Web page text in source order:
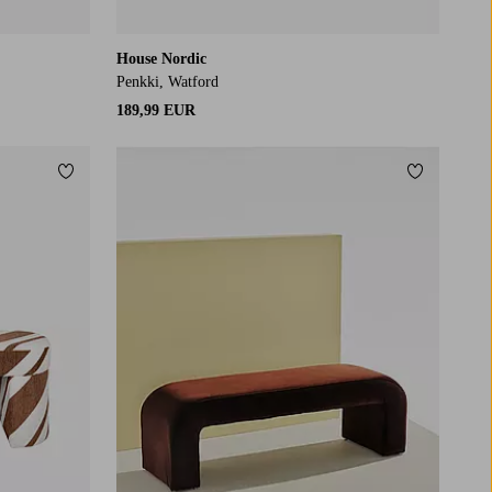
House Nordic
Penkki, Watford
189,99 EUR
Lisää suosikkeihin Lisää